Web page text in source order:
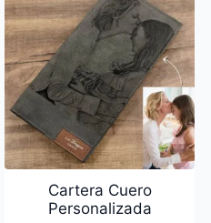
24,90 €.
19,90 €.
Cartera Cuero
Personalizada